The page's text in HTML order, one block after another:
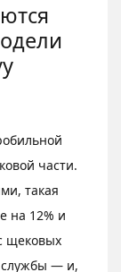
части.
такая
на 12% и
щековых
службы — и,